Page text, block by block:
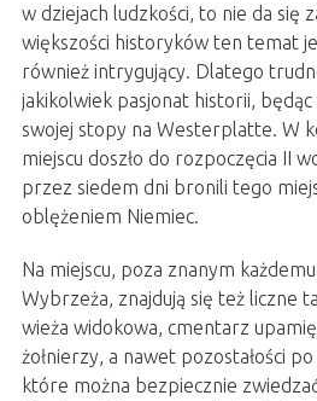
w dziejach ludzkości, to nie da się
większości historyków ten temat
również intrygujący. Dlatego
jakikolwiek pasjonat historii, będąc
swojej stopy na Westerplatte. W
miejscu doszło do rozpoczęcia II
przez siedem dni bronili tego
oblężeniem Niemiec.
Na miejscu, poza znanym
Wybrzeża, znajdują się też liczne
wieża widokowa, cmentarz
żołnierzy, a nawet pozostałości
które można bezpiecznie